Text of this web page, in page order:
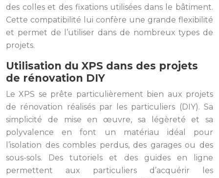
des colles et des fixations utilisées dans le bâtiment.
Cette compatibilité lui confère une grande flexibilité
et permet de l’utiliser dans de nombreux types de
projets.
Utilisation du XPS dans des projets
de rénovation DIY
Le XPS se prête particulièrement bien aux projets
de rénovation réalisés par les particuliers (DIY). Sa
simplicité de mise en œuvre, sa légèreté et sa
polyvalence en font un matériau idéal pour
l’isolation des combles perdus, des garages ou des
sous-sols. Des tutoriels et des guides en ligne
permettent aux particuliers d’acquérir les